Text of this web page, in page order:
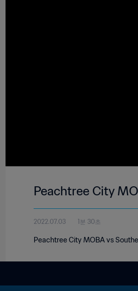
Peachtree City
2022.07.03 1분 30초
Peachtree City MOBA vs